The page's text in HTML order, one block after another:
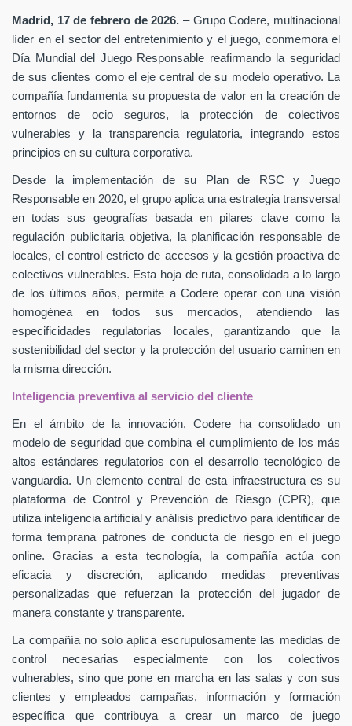
Madrid, 17 de febrero de 2026. – Grupo Codere, multinacional
líder en el sector del entretenimiento y el juego, conmemora el
Día Mundial del Juego Responsable reafirmando la seguridad
de sus clientes como el eje central de su modelo operativo. La
compañía fundamenta su propuesta de valor en la creación de
entornos de ocio seguros, la protección de colectivos
vulnerables y la transparencia regulatoria, integrando estos
principios en su cultura corporativa.
Desde la implementación de su Plan de RSC y Juego
Responsable en 2020, el grupo aplica una estrategia transversal
en todas sus geografías basada en pilares clave como la
regulación publicitaria objetiva, la planificación responsable de
locales, el control estricto de accesos y la gestión proactiva de
colectivos vulnerables. Esta hoja de ruta, consolidada a lo largo
de los últimos años, permite a Codere operar con una visión
homogénea en todos sus mercados, atendiendo las
especificidades regulatorias locales, garantizando que la
sostenibilidad del sector y la protección del usuario caminen en
la misma dirección.
Inteligencia preventiva al servicio del cliente
En el ámbito de la innovación, Codere ha consolidado un
modelo de seguridad que combina el cumplimiento de los más
altos estándares regulatorios con el desarrollo tecnológico de
vanguardia. Un elemento central de esta infraestructura es su
plataforma de Control y Prevención de Riesgo (CPR), que
utiliza inteligencia artificial y análisis predictivo para identificar de
forma temprana patrones de conducta de riesgo en el juego
online. Gracias a esta tecnología, la compañía actúa con
eficacia y discreción, aplicando medidas preventivas
personalizadas que refuerzan la protección del jugador de
manera constante y transparente.
La compañía no solo aplica escrupulosamente las medidas de
control necesarias especialmente con los colectivos
vulnerables, sino que pone en marcha en las salas y con sus
clientes y empleados campañas, información y formación
específica que contribuya a crear un marco de juego